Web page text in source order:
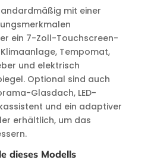
mit einer
ein 7-Zoll-Touchscreen-
Tempomat,
und elektrisch
Optional sind auch
Glasdach, LED-
und ein adaptiver
erhältlich, um das
dieses Modells